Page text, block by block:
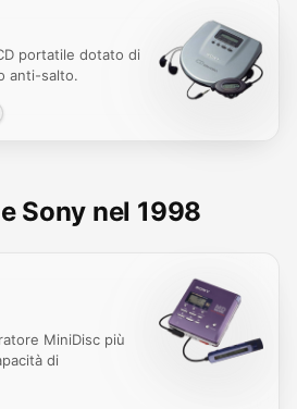
portatile dotato di
anti-salto.
Sony nel 1998
MiniDisc più
di